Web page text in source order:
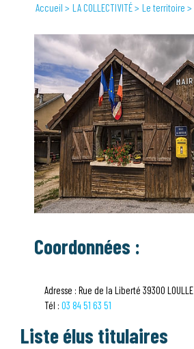
Accueil LA COLLECTIVITÉ Le territoire
Coordonnées :
Adresse : Rue de la Liberté 39300 LOULLE
Tél : 03 84 51 63 51
Liste élus titulaires